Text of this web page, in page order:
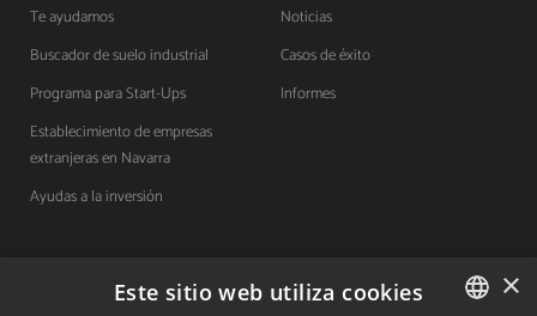
Te ayudamos
Buscador de suelo industrial
Programa para Start-Ups
Establecimiento de empresas
extranjeras en Navarra
Ayudas a la inversión
Noticias
Casos de éxito
Informes
Contacto ×
Este sitio web utiliza cookies